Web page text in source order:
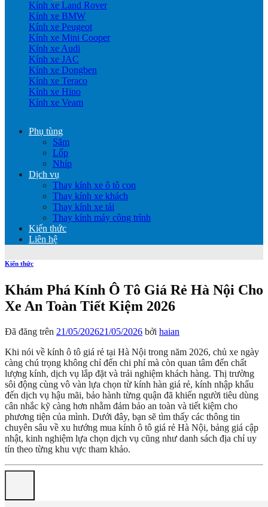
Kính xe Land Rover
Kính xe BMW
Kính xe Peugeot
Kính xe Mini Cooper
Kính xe Audi
Kính xe JAC
Kính xe Dongben
Kính xe Teraco
Kính xe Hino
Kính xe Veam
Phụ tùng
Săm
Lốp
Nhíp
Dịch vụ
Thay kính xe ô tô con
Thay kính xe khách
Thay kính xe tải
Thay kính máy công trình
Kiến thức
Liên hệ
Kiến thức
Khám Phá Kính Ô Tô Giá Rẻ Hà Nội Cho
Xe An Toàn Tiết Kiệm 2026
Đã đăng trên 21/05/202621/05/2026 bởi haian
Khi nói về kính ô tô giá rẻ tại Hà Nội trong năm 2026, chủ xe ngày
càng chú trọng không chỉ đến chi phí mà còn quan tâm đến chất
lượng kính, dịch vụ lắp đặt và trải nghiệm khách hàng. Thị trường
sôi động cùng vô vàn lựa chọn từ kính hàn giá rẻ, kính nhập khẩu
đến dịch vụ hậu mãi, bảo hành từng quận đã khiến người tiêu dùng
cân nhắc kỹ càng hơn nhằm đảm bảo an toàn và tiết kiệm cho
phương tiện của mình. Dưới đây, bạn sẽ tìm thấy các thông tin
chuyên sâu về xu hướng mua kính ô tô giá rẻ Hà Nội, bảng giá cập
nhật, kinh nghiệm lựa chọn dịch vụ cũng như danh sách địa chỉ uy
tín theo từng khu vực tham khảo.